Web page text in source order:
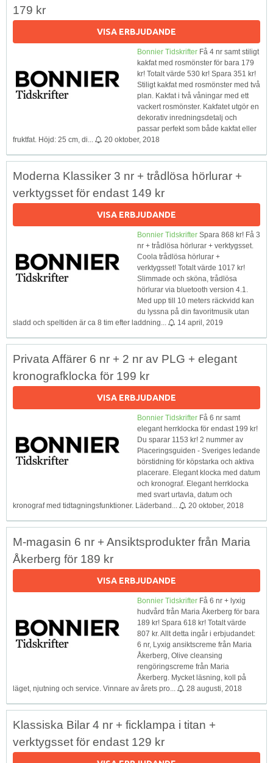
179 kr
VISA ERBJUDANDE
Bonnier Tidskrifter Få 4 nr samt stiligt
kakfat med rosmönster för bara 179
kr! Totalt värde 530 kr! Spara 351 kr!
Stiligt kakfat med rosmönster med två
plan. Kakfat i två våningar med ett
vackert rosmönster. Kakfatet utgör en
dekorativ inredningsdetalj och
passar perfekt som både kakfat eller
fruktfat. Höjd: 25 cm, di...
20 oktober, 2018
Moderna Klassiker 3 nr + trådlösa hörlurar +
verktygsset för endast 149 kr
VISA ERBJUDANDE
Bonnier Tidskrifter Spara 868 kr! Få 3
nr + trådlösa hörlurar + verktygsset.
Coola trådlösa hörlurar +
verktygsset! Totalt värde 1017 kr!
Slimmade och sköna, trådlösa
hörlurar via bluetooth version 4.1.
Med upp till 10 meters räckvidd kan
du lyssna på din favoritmusik utan
sladd och speltiden är ca 8 tim efter laddning...
14 april, 2019
Privata Affärer 6 nr + 2 nr av PLG + elegant
kronografklocka för 199 kr
VISA ERBJUDANDE
Bonnier Tidskrifter Få 6 nr samt
elegant herrklocka för endast 199 kr!
Du sparar 1153 kr! 2 nummer av
Placeringsguiden - Sveriges ledande
börstidning för köpstarka och aktiva
placerare. Elegant klocka med datum
och kronograf. Elegant herrklocka
med svart urtavla, datum och
kronograf med tidtagningsfunktioner. Läderband...
20 oktober, 2018
M-magasin 6 nr + Ansiktsprodukter från Maria
Åkerberg för 189 kr
VISA ERBJUDANDE
Bonnier Tidskrifter Få 6 nr + lyxig
hudvård från Maria Åkerberg för bara
189 kr! Spara 618 kr! Totalt värde
807 kr. Allt detta ingår i erbjudandet:
6 nr, Lyxig ansiktscreme från Maria
Åkerberg, Olive cleansing
rengöringscreme från Maria
Åkerberg. Mycket läsning, koll på
läget, njutning och service. Vinnare av årets pro...
28 augusti, 2018
Klassiska Bilar 4 nr + ficklampa i titan +
verktygsset för endast 129 kr